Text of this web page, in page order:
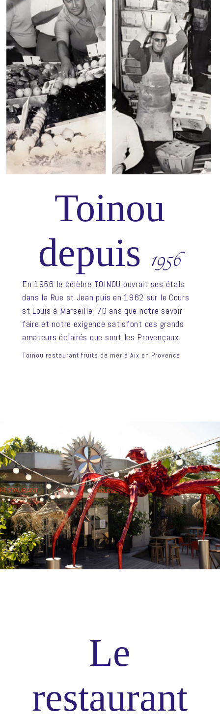
Toinou
depuis 1956
En 1956 le célèbre TOINOU ouvrait ses étals
dans la Rue st Jean puis en 1962 sur le Cours
st Louis à Marseille. 70 ans que notre savoir
faire et notre exigence satisfont ces grands
amateurs éclairés que sont les Provençaux.
Toinou restaurant fruits de mer à Aix en Provence
Le
restaurant